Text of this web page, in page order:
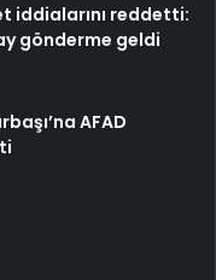
iddialarını reddetti:
gönderme geldi
AFAD